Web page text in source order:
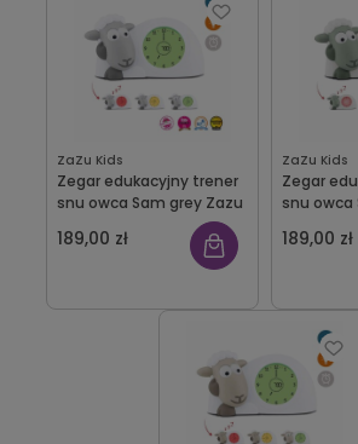
ZaZu Kids
Zegar edukacyjny trener
snu owca Sam grey Zazu
189,00 zł
ZaZu Kids
Zegar
snu owca
189,00 zł